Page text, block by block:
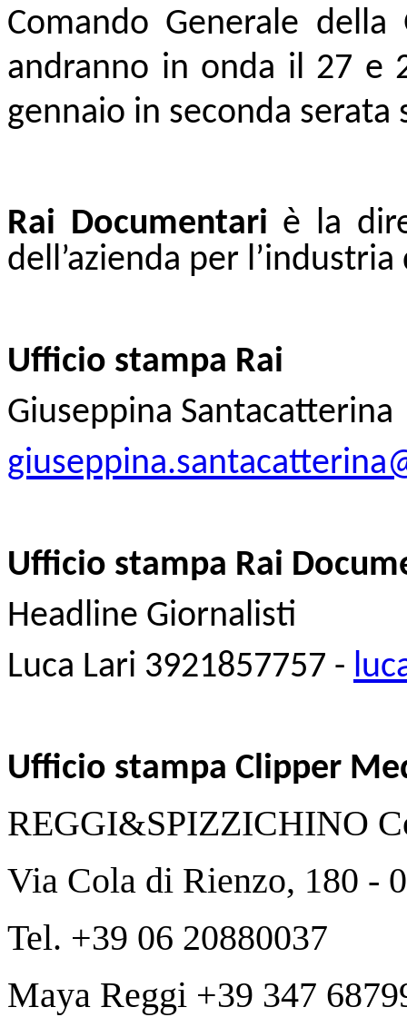
Comando Generale
andranno in onda il 27 e
gennaio in seconda serata
Rai Documentari è la
dell’azienda per
Ufficio stampa Rai
Giuseppina Santacatterina
Ufficio stampa Rai
Headline Giornalisti
Luca Lari 3921857757 -
Ufficio stampa Clipper
REGGI&SPIZZICHINO
Via Cola di Rienzo, 180 -
Tel. +39 06 20880037
Maya Reggi +39 347